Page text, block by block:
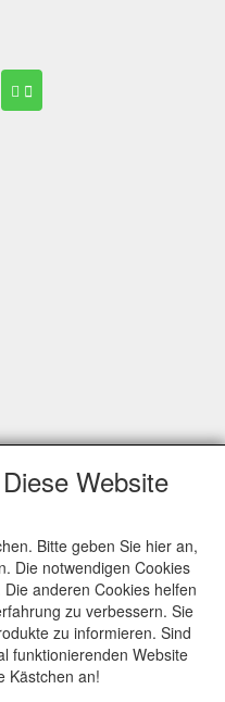
Website
Bitte geben Sie hier an,
Die notwendigen Cookies
anderen Cookies helfen
zu verbessern. Sie
zu informieren. Sind
funktionierenden Website
Kästchen an!